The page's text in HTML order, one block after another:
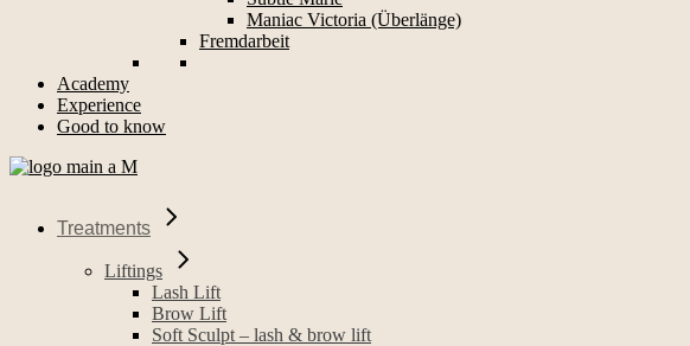
Maniac Victoria (Überlänge)
Fremdarbeit
Academy
Experience
Good to know
Treatments
Liftings
Lash Lift
Brow Lift
Soft Sculpt – lash & brow lift